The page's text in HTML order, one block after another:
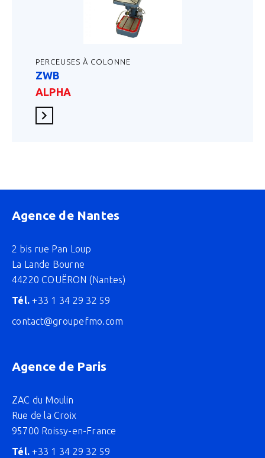
PERCEUSES À COLONNE
ZWB
ALPHA
En savoir plus
Agence de Nantes
2 bis rue Pan Loup
La Lande Bourne
44220 COUËRON (Nantes)
Tél. +33 1 34 29 32 59
contact@groupefmo.com
Agence de Paris
ZAC du Moulin
Rue de la Croix
95700 Roissy-en-France
Tél. +33 1 34 29 32 59